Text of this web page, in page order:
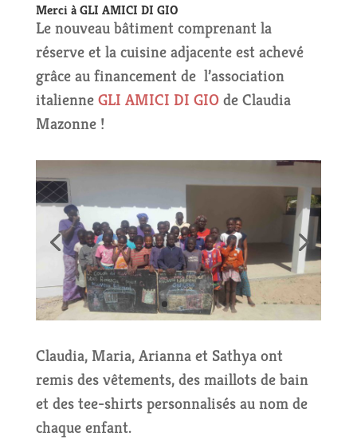
Merci à GLI AMICI DI GIO
Le nouveau bâtiment comprenant la
réserve et la cuisine adjacente est achevé
grâce au financement de l’association
italienne GLI AMICI DI GIOde Claudia
Mazonne !
Claudia, Maria, Arianna et Sathya ont
remis des vêtements, des maillots de bain
et des tee-shirts personnalisés au nom de
chaque enfant.